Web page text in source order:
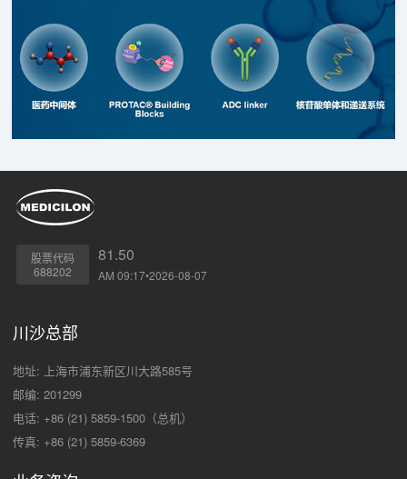
股票代码
688202
81.50
AM 09:17•2026-08-07
川沙总部
地址: 上海市浦东新区川大路585号
邮编: 201299
电话: +86 (21) 5859-1500（总机）
传真: +86 (21) 5859-6369